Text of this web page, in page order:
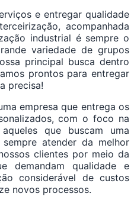
e entregar qualidade
acompanhada
industrial é sempre o
variedade de grupos
principal busca dentro
prontos para entregar
precisa!
empresa que entrega os
com o foco na
que buscam uma
atender da melhor
clientes por meio da
demandam qualidade e
considerável de custos
novos processos.